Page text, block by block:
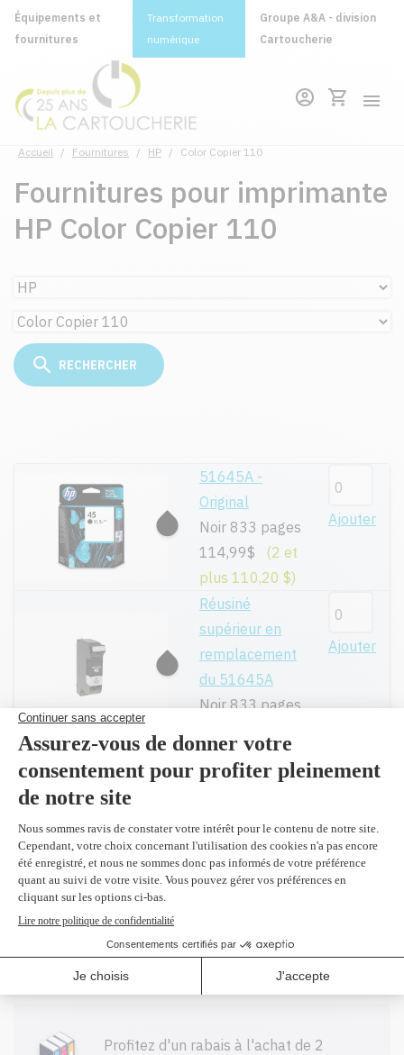
Équipements et
fournitures
Transformation
numérique
Groupe A&A - division
Cartoucherie
Accueil / Fournitures / HP / Color Copier 110
Fournitures pour imprimante
HP Color Copier 110
51645A -
Original
Noir 833 pages
114,99$
(2 et
plus 110,20 $)
Ajouter
Réusiné
supérieur en
remplacement
du 51645A
Noir 833 pages
Ajouter
Toutes nos cartouches réusinées sont
garanties.
Livraison gratuite sur tout achat de
100$ CAD et plus avant taxes.
Profitez d'un rabais à l'achat de 2